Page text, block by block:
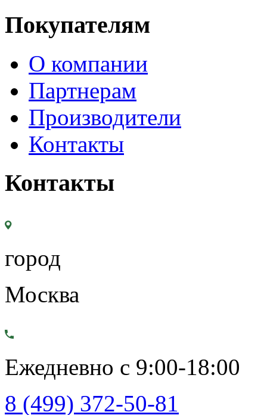
Покупателям
О компании
Партнерам
Производители
Контакты
Контакты
город
Москва
Ежедневно с 9:00-18:00
8 (499) 372-50-81